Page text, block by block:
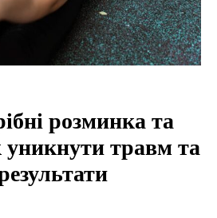
розминка та
травм та